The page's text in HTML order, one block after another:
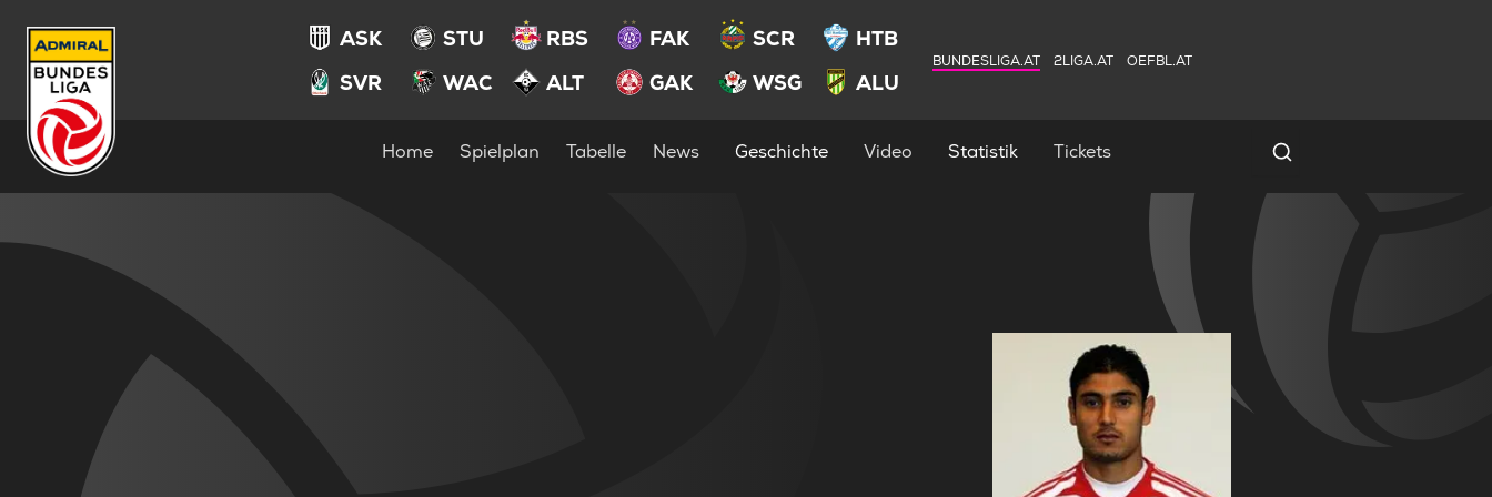
ASK STU RBS FAK SCR
HTB
SVR
WAC ALT GAK WSG ALU
BUNDESLIGA.AT 2LIGA.AT OEFBL.AT
Home Spielplan Tabelle News Geschichte Video Statistik Tickets Spielersuche